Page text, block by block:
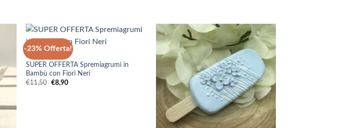
-23% Offerta!
+
ACCESSORI
SUPER OFFERTA Spremiagrumi in
Bambù con Fiori Neri
€11,50 Il
€8,90Il